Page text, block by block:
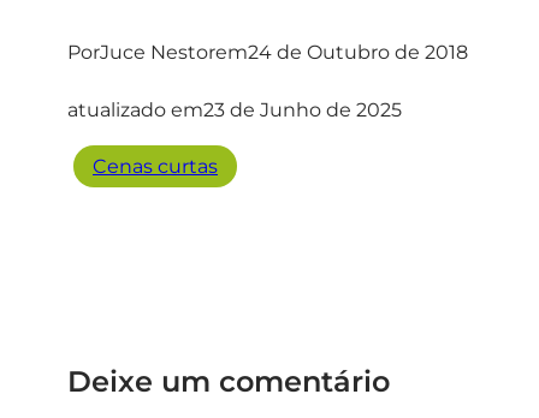
PorJuce Nestorem24 de Outubro de 2018
atualizado em23 de Junho de 2025
Cenas curtas
Deixe um comentário